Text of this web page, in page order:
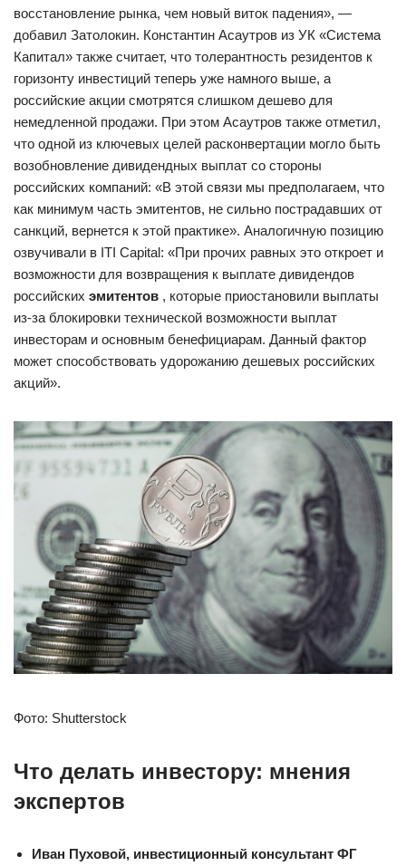
восстановление рынка, чем новый виток падения», —
добавил Затолокин. Константин Асаутров из УК «Система
Капитал» также считает, что толерантность резидентов к
горизонту инвестиций теперь уже намного выше, а
российские акции смотрятся слишком дешево для
немедленной продажи. При этом Асаутров также отметил,
что одной из ключевых целей расконвертации могло быть
возобновление дивидендных выплат со стороны
российских компаний: «В этой связи мы предполагаем, что
как минимум часть эмитентов, не сильно пострадавших от
санкций, вернется к этой практике». Аналогичную позицию
озвучивали в ITI Capital: «При прочих равных это откроет и
возможности для возвращения к выплате дивидендов
российских эмитентов , которые приостановили выплаты
из-за блокировки технической возможности выплат
инвесторам и основным бенефициарам. Данный фактор
может способствовать удорожанию дешевых российских
акций».
Фото: Shutterstock
Что делать инвестору: мнения
экспертов
Иван Пуховой, инвестиционный консультант ФГ